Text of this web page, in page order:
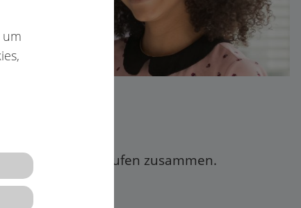
um
Berufen zusammen.